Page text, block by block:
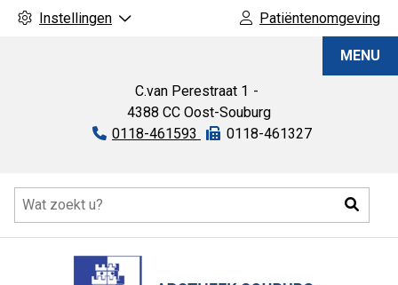
Instellingen Patiëntenomgeving
C.van Perestraat 1
4388 CC Oost-Souburg
Tel:
0118-461593 Fax:
0118-461327
MENU